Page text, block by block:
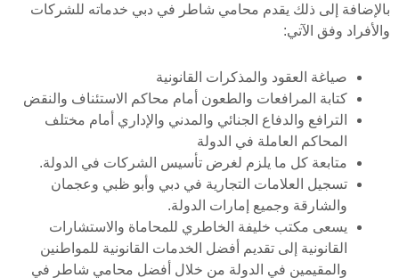
بالإضافة إلى ذلك يقدم محامي شاطر في دبي خدماته للشركات
والأفراد وفق الآتي:
صياغة العقود والمذكرات القانونية
كتابة المرافعات والطعون أمام محاكم الاستئناف والنقض
الترافع والدفاع الجنائي والمدني والإداري أمام مختلف
المحاكم العاملة في الدولة
متابعة كل ما يلزم لغرض تأسيس الشركات في الدولة.
تسجيل العلامات التجارية في دبي وأبو ظبي وعجمان
والشارقة وجميع إمارات الدولة.
يسعى مكتب خليفة الخاطري للمحاماة والاستشارات
القانونية إلى تقديم أفضل الخدمات القانونية للمواطنين
والمقيمين في الدولة من خلال أفضل محامي شاطر في